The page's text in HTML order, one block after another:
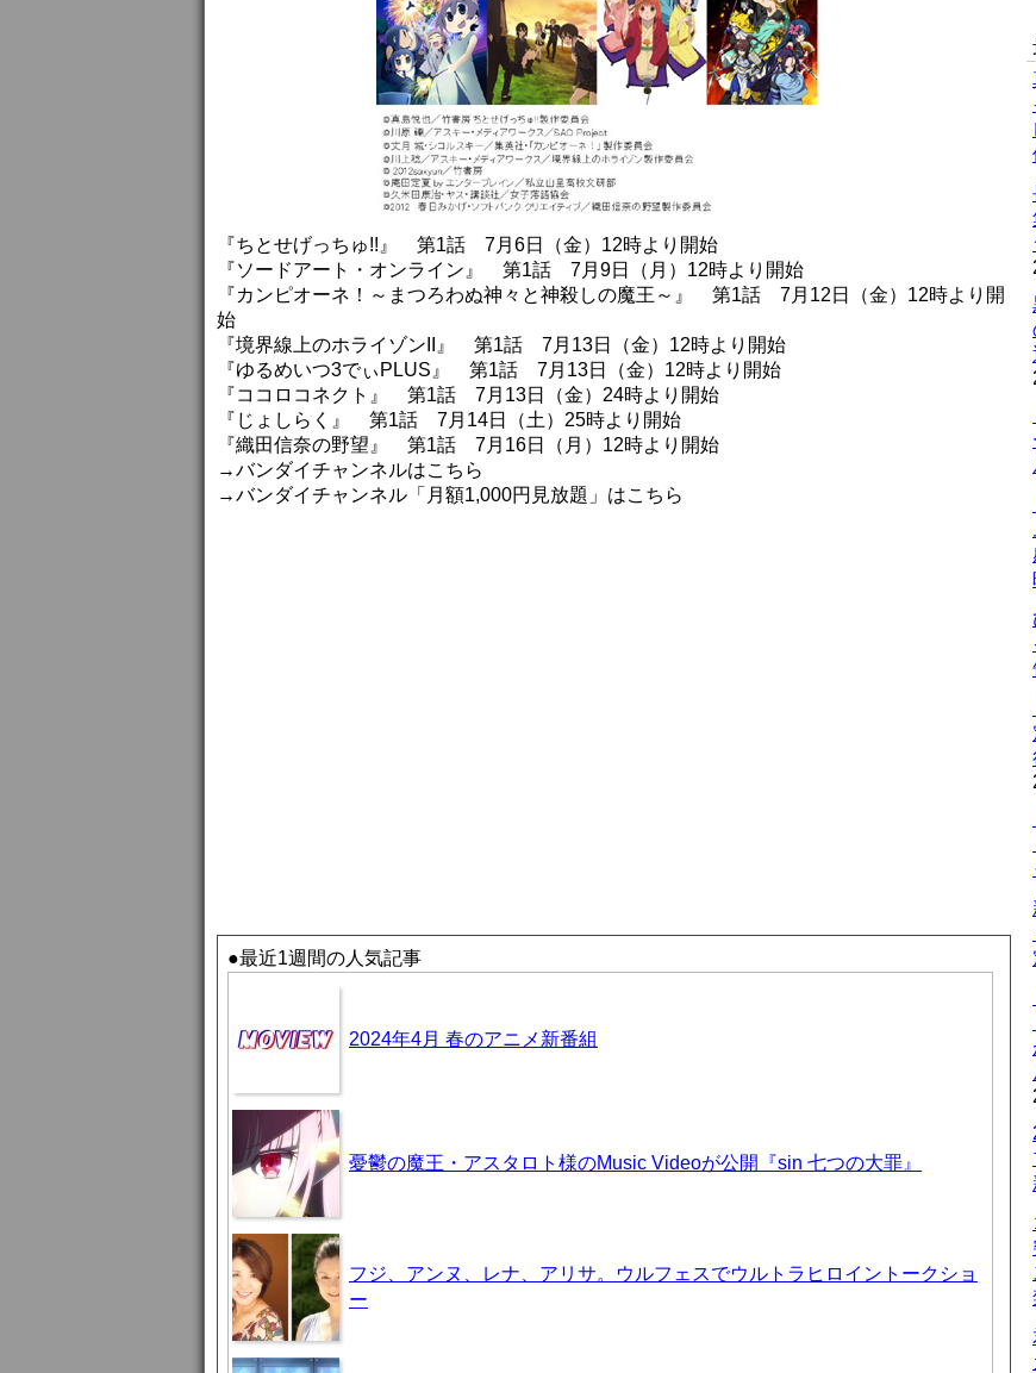
『ちとせげっちゅ!!』 第1話 7月6日（金）12時より開始
『ソードアート・オンライン』 第1話 7月9日（月）12時より開始
『カンピオーネ！～まつろわぬ神々と神殺しの魔王～』 第1話 7月12日（金）12時より開
始
『境界線上のホライゾンII』 第1話 7月13日（金）12時より開始
『ゆるめいつ3でぃPLUS』 第1話 7月13日（金）12時より開始
『ココロコネクト』 第1話 7月13日（金）24時より開始
『じょしらく』 第1話 7月14日（土）25時より開始
『織田信奈の野望』 第1話 7月16日（月）12時より開始
→バンダイチャンネルはこちら
→バンダイチャンネル「月額1,000円見放題」はこちら
●最近1週間の人気記事
2024年4月 春のアニメ新番組
憂鬱の魔王・アスタロト様のMusic Videoが公開『sin 七つの大罪』
フジ、アンヌ、レナ、アリサ。ウルフェスでウルトラヒロイントークショ
ー